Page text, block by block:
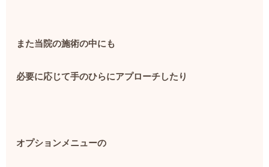
また当院の施術の中にも
必要に応じて手のひらにアプローチしたり
オプションメニューの